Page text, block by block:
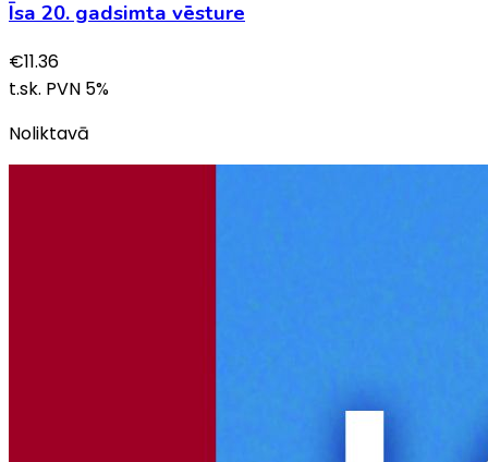
Īsa 20. gadsimta vēsture
€11.36
t.sk. PVN 5%
Noliktavā